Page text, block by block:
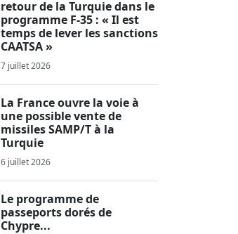
retour de la Turquie dans le
programme F-35 : « Il est
temps de lever les sanctions
CAATSA »
7 juillet 2026
La France ouvre la voie à
une possible vente de
missiles SAMP/T à la
Turquie
6 juillet 2026
Le programme de
passeports dorés de
Chypre...